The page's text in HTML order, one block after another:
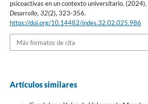
psicoactivas en un contexto universitario. (2024).
Desarrollo,32(2), 323-356.
https://doi.org/10.14482/indes.32.02.025.986
Más formatos de cita
Artículos similares